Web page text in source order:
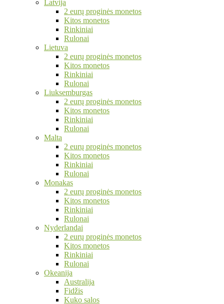
Latvija
2 eurų proginės monetos
Kitos monetos
Rinkiniai
Rulonai
Lietuva
2 eurų proginės monetos
Kitos monetos
Rinkiniai
Rulonai
Liuksemburgas
2 eurų proginės monetos
Kitos monetos
Rinkiniai
Rulonai
Malta
2 eurų proginės monetos
Kitos monetos
Rinkiniai
Rulonai
Monakas
2 eurų proginės monetos
Kitos monetos
Rinkiniai
Rulonai
Nyderlandai
2 eurų proginės monetos
Kitos monetos
Rinkiniai
Rulonai
Okeanija
Australija
Fidžis
Kuko salos